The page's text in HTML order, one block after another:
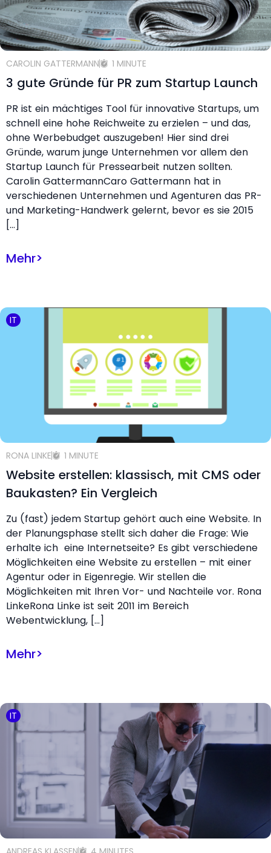
CAROLIN GATTERMANN 1 MINUTE
3 gute Gründe für PR zum Startup Launch
PR ist ein mächtiges Tool für innovative Startups, um
schnell eine hohe Reichweite zu erzielen – und das,
ohne Werbebudget auszugeben! Hier sind drei
Gründe, warum junge Unternehmen vor allem den
Startup Launch für Pressearbeit nutzen sollten.
Carolin GattermannCaro Gattermann hat in
verschiedenen Unternehmen und Agenturen das PR-
und Marketing-Handwerk gelernt, bevor es sie 2015
[…]
Mehr>
IT
RONA LINKE 1 MINUTE
Website erstellen: klassisch, mit CMS oder
Baukasten? Ein Vergleich
Zu (fast) jedem Startup gehört auch eine Website. In
der Planungsphase stellt sich daher die Frage: Wie
erhalte ich eine Internetseite? Es gibt verschiedene
Möglichkeiten eine Website zu erstellen – mit einer
Agentur oder in Eigenregie. Wir stellen die
Möglichkeiten mit Ihren Vor- und Nachteile vor. Rona
LinkeRona Linke ist seit 2011 im Bereich
Webentwicklung, […]
Mehr>
IT